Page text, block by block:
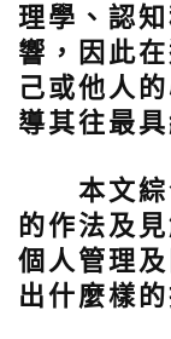
理學、認
響，因此
己或他人
導其往最
本文綜
的作法及
個人管理
出什麼樣